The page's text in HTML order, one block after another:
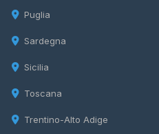
Puglia
Sardegna
Sicilia
Toscana
Trentino-Alto Adige